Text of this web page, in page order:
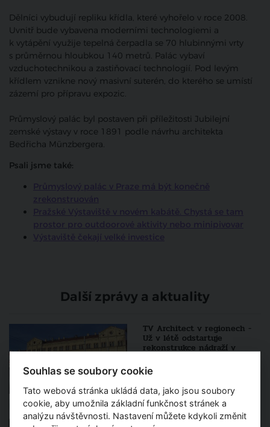
Dělníci vybudují repliku křídla, které vyhořelo v roce 2008.
Uvnitř bude vybavena moderními technologiemi a
k vytápění využije tepelná čerpadla se 70 hlubinnými vrty
s průměrnou hloubkou 140 metrů. Palác vybaví
vzduchotechnikou a zastiňovací technologií. Pod levým
křídlem vznikne nový masivní suterén, do kterého se umístí
zázemí pro přípravu expozic.
Průmyslový palác byl postaven při příležitosti Jubilejní
zemské výstavy v roce 1891 podle návrhu architekta
Bedřicha Münzbergera.
Psali jsme také:
Průmyslový palác v Praze má být konečně
zrekonstruován
Pražské Výstaviště v novém kabátě. Chystá se tam
prostor pro outdoorové aktivity nebo minipivovar
Výstaviště čekají velké investice
Další zprávy a aktuality
TV Architect v regionech -
Už v létě odstartuje
rekonstrukce nádraží v
TV Architect v regionech -
Vinařství Lahofer se rozroste
o další zajímavé prostory
Souhlas se soubory cookie
Tato webová stránka ukládá data, jako jsou soubory
cookie, aby umožnila základní funkčnost stránek a
analýzu návštěvnosti. Nastavení můžete kdykoli změnit